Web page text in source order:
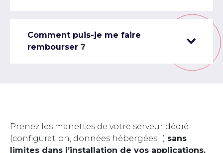
Comment puis-je me faire
rembourser ?
Prenez les manettes de votre serveur dédié
(configuration, données hébergées…) sans
limites dans l’installation de vos applications.